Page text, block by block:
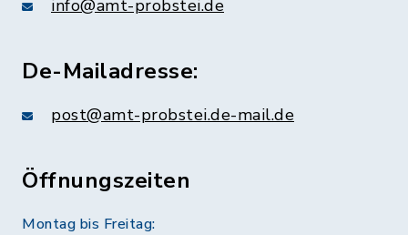
info@amt-probstei.de
De-Mailadresse:
post@amt-probstei.de-mail.de
Öffnungszeiten
Montag bis Freitag: